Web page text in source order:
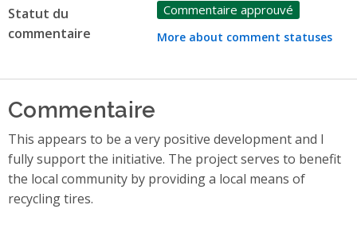
Statut du
commentaire
Commentaire approuvé
More about comment statuses
Commentaire
This appears to be a very positive development and I
fully support the initiative. The project serves to benefit
the local community by providing a local means of
recycling tires.